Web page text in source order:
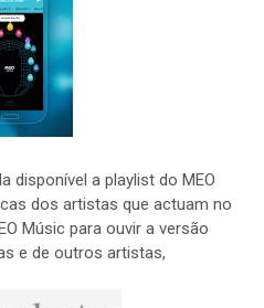
disponível a playlist do MEO
dos artistas que actuam no
Músic para ouvir a versão
e de outros artistas,